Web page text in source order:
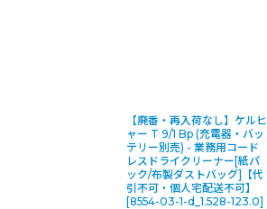
【廃番・再入荷なし】ケルヒ
ャー T 9/1 Bp (充電器・バッ
テリー別売) - 業務用コード
レスドライクリーナー[紙パ
ック/布製ダストバッグ]【代
引不可・個人宅配送不可】
[8554-03-1-d_1.528-123.0]